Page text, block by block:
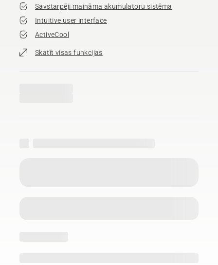
Savstarpēji maināma akumulatoru sistēma
Intuitive user interface
ActiveCool
Skatīt visas funkcijas